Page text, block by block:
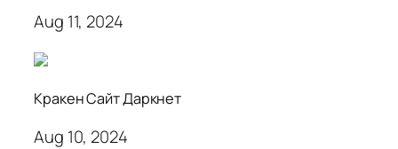
Aug 11, 2024
Кракен Сайт Даркнет
Aug 10, 2024